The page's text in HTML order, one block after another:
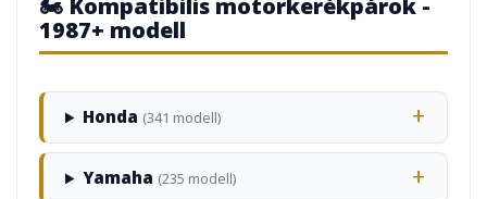
🏍️ Kompatibilis motorkerékpárok -
1987+ modell
Honda (341 modell)
Yamaha (235 modell)